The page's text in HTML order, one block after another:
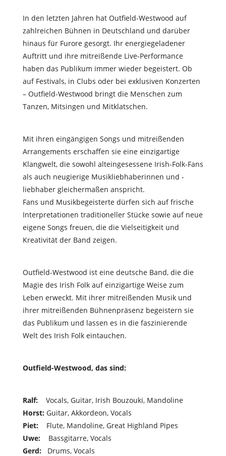
In den letzten Jahren hat Outfield-Westwood auf
zahlreichen Bühnen in Deutschland und darüber
hinaus für Furore gesorgt. Ihr energiegeladener
Auftritt und ihre mitreißende Live-Performance
haben das Publikum immer wieder begeistert. Ob
auf Festivals, in Clubs oder bei exklusiven Konzerten
– Outfield-Westwood bringt die Menschen zum
Tanzen, Mitsingen und Mitklatschen.
Mit ihren eingängigen Songs und mitreißenden
Arrangements erschaffen sie eine einzigartige
Klangwelt, die sowohl alteingesessene Irish-Folk-Fans
als auch neugierige Musikliebhaberinnen und -
liebhaber gleichermaßen anspricht.
Fans und Musikbegeisterte dürfen sich auf frische
Interpretationen traditioneller Stücke sowie auf neue
eigene Songs freuen, die die Vielseitigkeit und
Kreativität der Band zeigen.
Outfield-Westwood ist eine deutsche Band, die die
Magie des Irish Folk auf einzigartige Weise zum
Leben erweckt. Mit ihrer mitreißenden Musik und
ihrer mitreißenden Bühnenpräsenz begeistern sie
das Publikum und lassen es in die faszinierende
Welt des Irish Folk eintauchen.
Outfield-Westwood, das sind:
Ralf:Vocals, Guitar, Irish Bouzouki, Mandoline
Horst:Guitar, Akkordeon, Vocals
Piet:
Flute, Mandoline, Great Highland Pipes
Uwe:
Bassgitarre, Vocals
Gerd:Drums, Vocals